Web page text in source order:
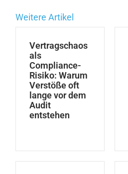
Weitere Artikel
Vertragschaos
als
Compliance-
Risiko: Warum
Verstöße oft
lange vor dem
Audit
entstehen